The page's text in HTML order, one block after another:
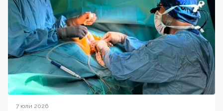
7 юли 2026